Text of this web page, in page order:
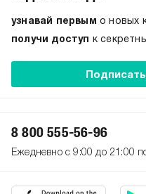
узнавай первым о новых
получи доступ
к
8 800 555-56-96
Ежедневно с 9:00 до 21:00